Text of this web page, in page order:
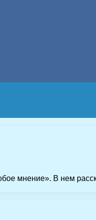
мнение». В нем